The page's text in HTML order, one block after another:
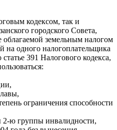
кодексом, так и
городского Совета,
облагаемой земельным налогом
на одного налогоплательщика
391 Налогового кодекса,
ограничения способности
ю группы инвалидности,